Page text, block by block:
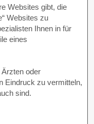
Websites gibt, die
Websites zu
Ihnen in für
eines
oder
Eindruck zu vermitteln,
sind.